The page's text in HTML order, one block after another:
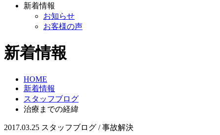
新着情報
お知らせ
お客様の声
新着情報
HOME
新着情報
スタッフブログ
治療までの経緯
2017.03.25 スタッフブログ / 事故解決